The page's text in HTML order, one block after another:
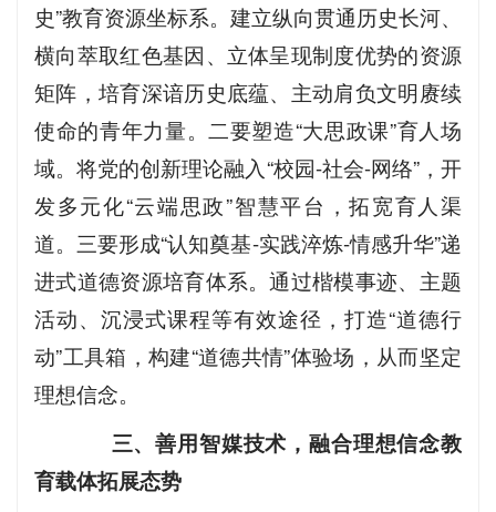
史”教育资源坐标系。建立纵向贯通历史长河、
横向萃取红色基因、立体呈现制度优势的资源
矩阵，培育深谙历史底蕴、主动肩负文明赓续
使命的青年力量。二要塑造“大思政课”育人场
域。将党的创新理论融入“校园-社会-网络”，开
发多元化“云端思政”智慧平台，拓宽育人渠
道。三要形成“认知奠基-实践淬炼-情感升华”递
进式道德资源培育体系。通过楷模事迹、主题
活动、沉浸式课程等有效途径，打造“道德行
动”工具箱，构建“道德共情”体验场，从而坚定
理想信念。
三、善用智媒技术，融合理想信念教
育载体拓展态势